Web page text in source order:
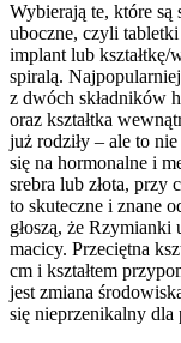
Wybierają te, które są
uboczne, czyli
implant lub kształtkę/
spiralą.
z dwóch składników
oraz kształtka
już rodziły – ale to
się na hormonalne i
srebra lub złota, przy
to skuteczne i znane
głoszą, że
macicy. Przeciętna
cm i kształtem
jest zmiana
się nieprzenikalny dla